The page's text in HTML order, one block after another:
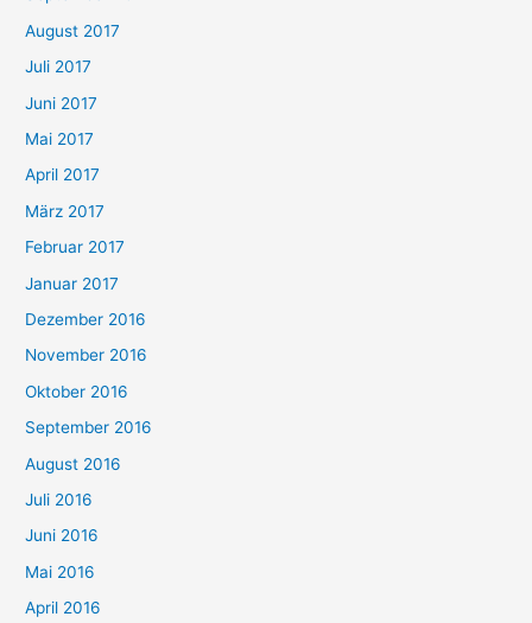
August 2017
Juli 2017
Juni 2017
Mai 2017
April 2017
März 2017
Februar 2017
Januar 2017
Dezember 2016
November 2016
Oktober 2016
September 2016
August 2016
Juli 2016
Juni 2016
Mai 2016
April 2016